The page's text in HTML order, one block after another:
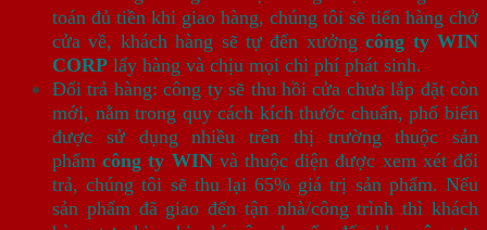
toán đủ tiền khi giao hàng, chúng tôi sẽ tiến hàng chở
cửa về, khách hàng sẽ tự đến xưởngcông ty WIN
CORP lấy hàng và chịu mọi chi phí phát sinh.
Đổi trả hàng: công ty sẽ thu hồi cửa chưa lắp đặt còn
mới, nằm trong quy cách kích thước chuẩn, phổ biến
được sử dụng nhiều trên thị trường thuộc sản
phẩmcông ty WINvà thuộc diện được xem xét đổi
trả, chúng tôi sẽ thu lại 65% giá trị sản phẩm. Nếu
sản phẩm đã giao đến tận nhà/công trình thì khách